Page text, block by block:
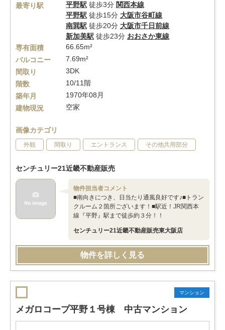
最寄り駅
平野駅 徒歩3分 関西本線
平野駅 徒歩15分 大阪市谷町線
南巽駅 徒歩20分 大阪市千日前線
新加美駅 徒歩23分 おおさか東線
専有面積
66.65m²
バルコニー
7.69m²
間取り
3DK
階数
10/11階
築年月
1970年08月
建物現況
空家
画像カテゴリ
外観 間取り エントランス その他共用部分
センチュリー21近畿不動産販売
物件担当者コメント
■南向きにつき、日当たり通風良好です♪■トラン
クルーム２箇所ございます！■駅近！JR関西本
線『平野』駅まで徒歩約３分！！
センチュリー21近畿不動産販売東大阪店
物件を詳しく見る
マンション
メガロコープ平野１号棟 中古マンション